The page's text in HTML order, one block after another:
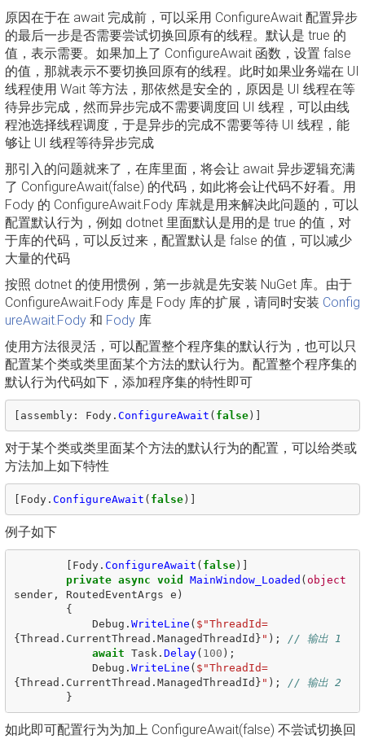
原因在于在 await 完成前，可以采用 ConfigureAwait 配置异步
的最后一步是否需要尝试切换回原有的线程。默认是 true 的
值，表示需要。如果加上了 ConfigureAwait 函数，设置 false
的值，那就表示不要切换回原有的线程。此时如果业务端在 UI
线程使用 Wait 等方法，那依然是安全的，原因是 UI 线程在等
待异步完成，然而异步完成不需要调度回 UI 线程，可以由线
程池选择线程调度，于是异步的完成不需要等待 UI 线程，能
够让 UI 线程等待异步完成
那引入的问题就来了，在库里面，将会让 await 异步逻辑充满
了 ConfigureAwait(false) 的代码，如此将会让代码不好看。用
Fody 的 ConfigureAwait.Fody 库就是用来解决此问题的，可以
配置默认行为，例如 dotnet 里面默认是用的是 true 的值，对
于库的代码，可以反过来，配置默认是 false 的值，可以减少
大量的代码
按照 dotnet 的使用惯例，第一步就是先安装 NuGet 库。由于
ConfigureAwait.Fody 库是 Fody 库的扩展，请同时安装 Config
ureAwait.Fody 和 Fody 库
使用方法很灵活，可以配置整个程序集的默认行为，也可以只
配置某个类或类里面某个方法的默认行为。配置整个程序集的
默认行为代码如下，添加程序集的特性即可
[ assembly: Fody. ConfigureAwait ( false)]
对于某个类或类里面某个方法的默认行为的配置，可以给类或
方法加上如下特性
[ Fody. ConfigureAwait ( false)]
例子如下
[ Fody. ConfigureAwait ( false)]
private async void MainWindow_Loaded (object
sender, RoutedEventArgs e )
{
Debug . WriteLine ( $"ThreadId=
{Thread . CurrentThread . ManagedThreadId } " );
// 输出 1
await Task . Delay( 100 );
Debug . WriteLine ( $"ThreadId=
{Thread . CurrentThread . ManagedThreadId } " );
// 输出 2
}
如此即可配置行为为加上 ConfigureAwait(false) 不尝试切换回